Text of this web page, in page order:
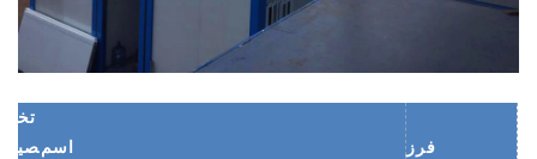
فرز اسم
تخ
صي